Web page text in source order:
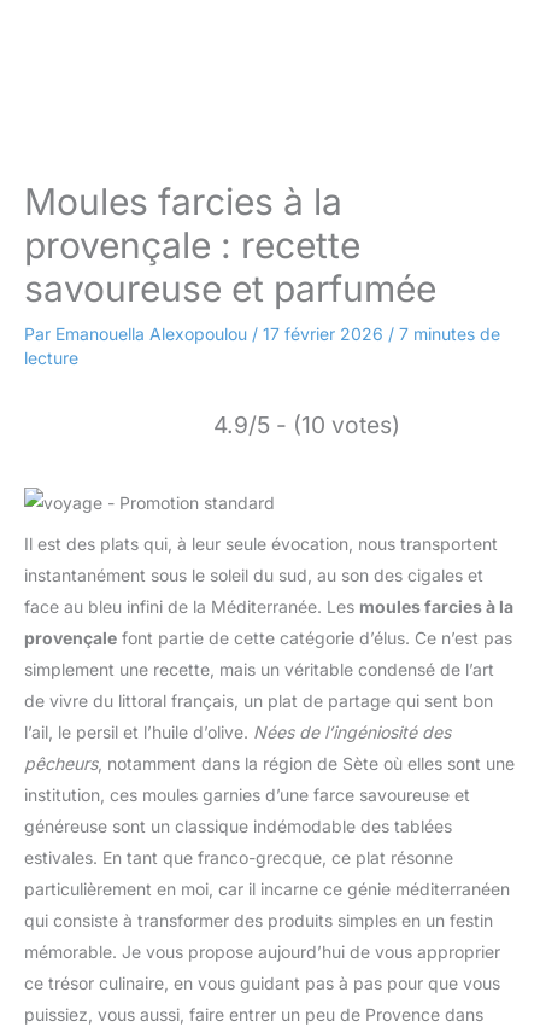
Moules farcies à la
provençale : recette
savoureuse et parfumée
Par Emanouella Alexopoulou / 17 février 2026 / 7 minutes de
lecture
4.9/5 - (10 votes)
Il est des plats qui, à leur seule évocation, nous transportent
instantanément sous le soleil du sud, au son des cigales et
face au bleu infini de la Méditerranée. Les moules farcies à la
provençale font partie de cette catégorie d’élus. Ce n’est pas
simplement une recette, mais un véritable condensé de l’art
de vivre du littoral français, un plat de partage qui sent bon
l’ail, le persil et l’huile d’olive. Nées de l’ingéniosité des
pêcheurs, notamment dans la région de Sète où elles sont une
institution, ces moules garnies d’une farce savoureuse et
généreuse sont un classique indémodable des tablées
estivales. En tant que franco-grecque, ce plat résonne
particulièrement en moi, car il incarne ce génie méditerranéen
qui consiste à transformer des produits simples en un festin
mémorable. Je vous propose aujourd’hui de vous approprier
ce trésor culinaire, en vous guidant pas à pas pour que vous
puissiez, vous aussi, faire entrer un peu de Provence dans